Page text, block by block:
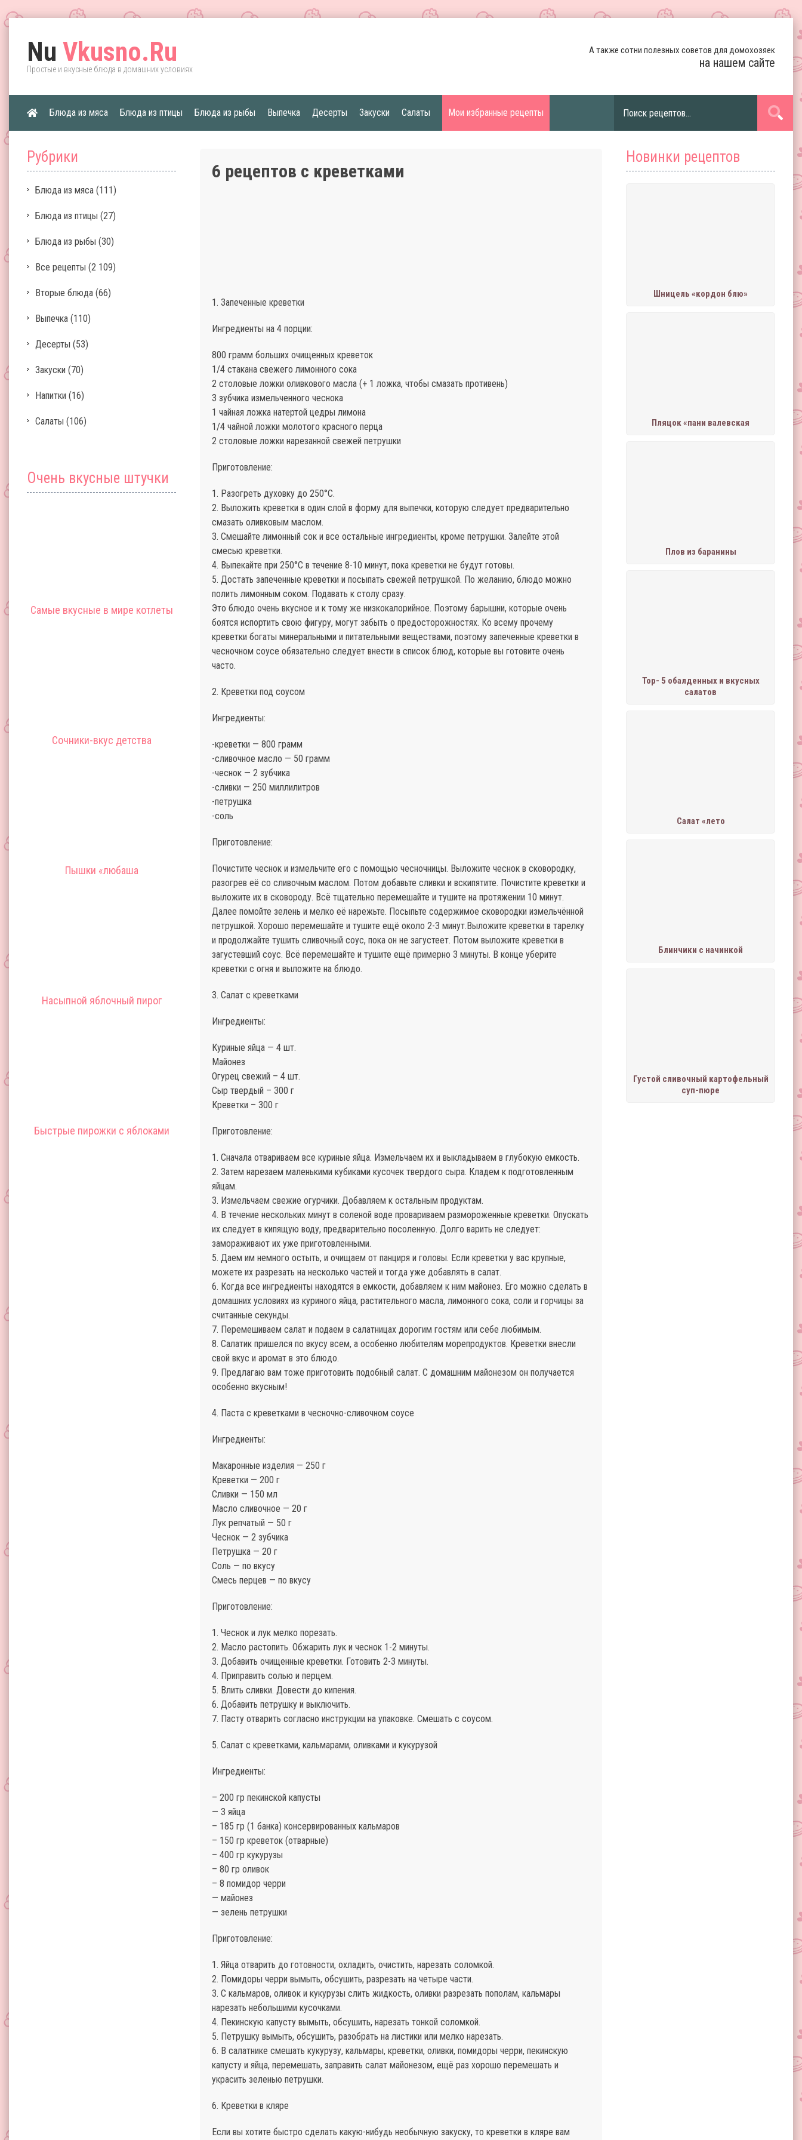
Nu Vkusno.Ru
Простые и вкусные блюда в домашних условиях
А также сотни полезных советов для домохозяек
на нашем сайте
Блюда из мяса Блюда из птицы Блюда из рыбы Выпечка Десерты Закуски Салаты Мои избранные рецепты
Рубрики
Блюда из мяса (111)
Блюда из птицы (27)
Блюда из рыбы (30)
Все рецепты (2 109)
Вторые блюда (66)
Выпечка (110)
Десерты (53)
Закуски (70)
Напитки (16)
Салаты (106)
Очень вкусные штучки
Самые вкусные в мире котлеты
Сочники-вкус детства
Пышки «любаша
Насыпной яблочный пирог
Быстрые пирожки с яблоками
Новинки рецептов
Шницель «кордон блю»
Пляцок «пани валевская
Плов из баранины
Тор- 5 обалденных и вкусных
салатов
Салат «лето
Блинчики с начинкой
Густой сливочный картофельный
суп-пюре
6 рецептов с креветками
1. Запеченные креветки
Ингредиенты на 4 порции:
800 грамм больших очищенных креветок
1/4 стакана свежего лимонного сока
2 столовые ложки оливкового масла (+ 1 ложка, чтобы смазать противень)
3 зубчика измельченного чеснока
1 чайная ложка натертой цедры лимона
1/4 чайной ложки молотого красного перца
2 столовые ложки нарезанной свежей петрушки
Приготовление:
1. Разогреть духовку до 250°С.
2. Выложить креветки в один слой в форму для выпечки, которую следует предварительно
смазать оливковым маслом.
3. Смешайте лимонный сок и все остальные ингредиенты, кроме петрушки. Залейте этой
смесью креветки.
4. Выпекайте при 250°С в течение 8-10 минут, пока креветки не будут готовы.
5. Достать запеченные креветки и посыпать свежей петрушкой. По желанию, блюдо можно
полить лимонным соком. Подавать к столу сразу.
Это блюдо очень вкусное и к тому же низкокалорийное. Поэтому барышни, которые очень
боятся испортить свою фигуру, могут забыть о предосторожностях. Ко всему прочему
креветки богаты минеральными и питательными веществами, поэтому запеченные креветки в
чесночном соусе обязательно следует внести в список блюд, которые вы готовите очень
часто.
2. Креветки под соусом
Ингредиенты:
-креветки — 800 грамм
-сливочное масло — 50 грамм
-чеснок — 2 зубчика
-сливки — 250 миллилитров
-петрушка
-соль
Приготовление:
Почистите чеснок и измельчите его с помощью чесночницы. Выложите чеснок в сковородку,
разогрев её со сливочным маслом. Потом добавьте сливки и вскипятите. Почистите креветки и
выложите их в сковороду. Всё тщательно перемешайте и тушите на протяжении 10 минут.
Далее помойте зелень и мелко её нарежьте. Посыпьте содержимое сковородки измельчённой
петрушкой. Хорошо перемешайте и тушите ещё около 2-3 минут.Выложите креветки в тарелку
и продолжайте тушить сливочный соус, пока он не загустеет. Потом выложите креветки в
загустевший соус. Всё перемешайте и тушите ещё примерно 3 минуты. В конце уберите
креветки с огня и выложите на блюдо.
3. Салат с креветками
Ингредиенты:
Куриные яйца — 4 шт.
Майонез
Огурец свежий – 4 шт.
Сыр твердый – 300 г
Креветки – 300 г
Приготовление:
1. Сначала отвариваем все куриные яйца. Измельчаем их и выкладываем в глубокую емкость.
2. Затем нарезаем маленькими кубиками кусочек твердого сыра. Кладем к подготовленным
яйцам.
3. Измельчаем свежие огурчики. Добавляем к остальным продуктам.
4. В течение нескольких минут в соленой воде провариваем размороженные креветки. Опускать
их следует в кипящую воду, предварительно посоленную. Долго варить не следует:
замораживают их уже приготовленными.
5. Даем им немного остыть, и очищаем от панциря и головы. Если креветки у вас крупные,
можете их разрезать на несколько частей и тогда уже добавлять в салат.
6. Когда все ингредиенты находятся в емкости, добавляем к ним майонез. Его можно сделать в
домашних условиях из куриного яйца, растительного масла, лимонного сока, соли и горчицы за
считанные секунды.
7. Перемешиваем салат и подаем в салатницах дорогим гостям или себе любимым.
8. Салатик пришелся по вкусу всем, а особенно любителям морепродуктов. Креветки внесли
свой вкус и аромат в это блюдо.
9. Предлагаю вам тоже приготовить подобный салат. С домашним майонезом он получается
особенно вкусным!
4. Паста с креветками в чесночно-сливочном соусе
Ингредиенты:
Макаронные изделия — 250 г
Креветки — 200 г
Сливки — 150 мл
Масло сливочное — 20 г
Лук репчатый — 50 г
Чеснок — 2 зубчика
Петрушка — 20 г
Соль — по вкусу
Смесь перцев — по вкусу
Приготовление:
1. Чеснок и лук мелко порезать.
2. Масло растопить. Обжарить лук и чеснок 1-2 минуты.
3. Добавить очищенные креветки. Готовить 2-3 минуты.
4. Приправить солью и перцем.
5. Влить сливки. Довести до кипения.
6. Добавить петрушку и выключить.
7. Пасту отварить согласно инструкции на упаковке. Смешать с соусом.
5. Салат с креветками, кальмарами, оливками и кукурузой
Ингредиенты:
– 200 гр пекинской капусты
— 3 яйца
– 185 гр (1 банка) консервированных кальмаров
– 150 гр креветок (отварные)
– 400 гр кукурузы
– 80 гр оливок
– 8 помидор черри
— майонез
— зелень петрушки
Приготовление:
1. Яйца отварить до готовности, охладить, очистить, нарезать соломкой.
2. Помидоры черри вымыть, обсушить, разрезать на четыре части.
3. С кальмаров, оливок и кукурузы слить жидкость, оливки разрезать пополам, кальмары
нарезать небольшими кусочками.
4. Пекинскую капусту вымыть, обсушить, нарезать тонкой соломкой.
5. Петрушку вымыть, обсушить, разобрать на листики или мелко нарезать.
6. В салатнике смешать кукурузу, кальмары, креветки, оливки, помидоры черри, пекинскую
капусту и яйца, перемешать, заправить салат майонезом, ещё раз хорошо перемешать и
украсить зеленью петрушки.
6. Креветки в кляре
Если вы хотите быстро сделать какую-нибудь необычную закуску, то креветки в кляре вам